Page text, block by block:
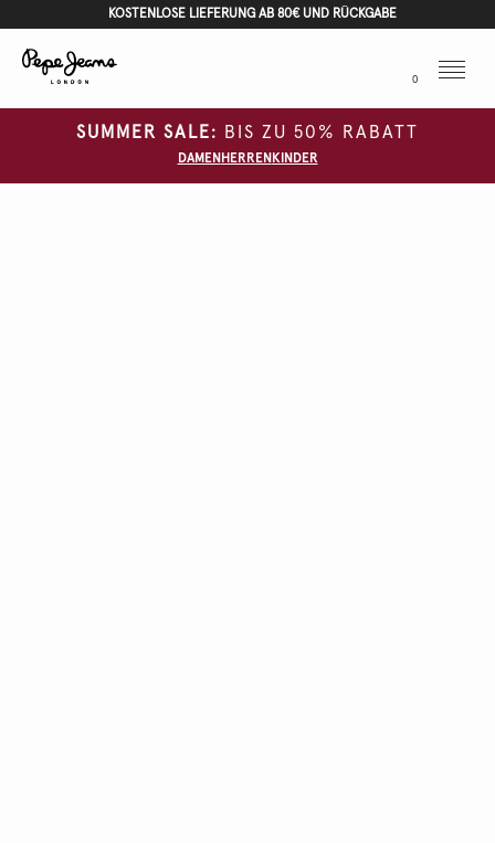
KOSTENLOSE LIEFERUNG AB 80€ UND RÜCKGABE
0
Menu
SUMMER SALE: BIS ZU 50% RABATT
DAMEN HERREN KINDER